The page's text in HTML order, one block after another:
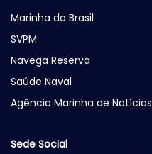
Marinha do Brasil
SVPM
Navega Reserva
Saúde Naval
Agência Marinha de Notícias
Sede Social